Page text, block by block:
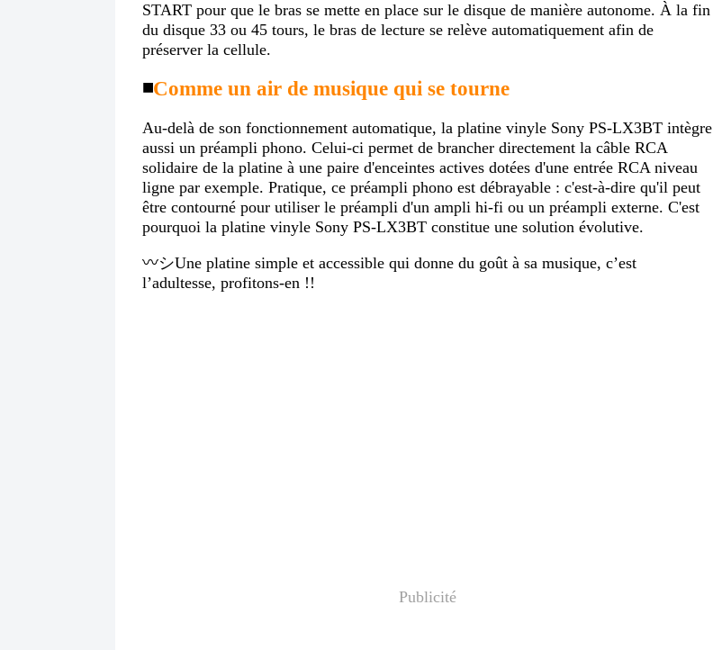
START pour que le bras se mette en place sur le disque de manière autonome. À la fin
du disque 33 ou 45 tours, le bras de lecture se relève automatiquement afin de
préserver la cellule.
◾️Comme un air de musique qui se tourne
Au-delà de son fonctionnement automatique, la platine vinyle Sony PS-LX3BT intègre
aussi un préampli phono. Celui-ci permet de brancher directement la câble RCA
solidaire de la platine à une paire d'enceintes actives dotées d'une entrée RCA niveau
ligne par exemple. Pratique, ce préampli phono est débrayable : c'est-à-dire qu'il peut
être contourné pour utiliser le préampli d'un ampli hi-fi ou un préampli externe. C'est
pourquoi la platine vinyle Sony PS-LX3BT constitue une solution évolutive.
〰️シUne platine simple et accessible qui donne du goût à sa musique, c’est
l’adultesse, profitons-en !!
Publicité